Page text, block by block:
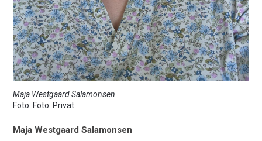
Maja Westgaard Salamonsen
Foto: Privat
Maja Westgaard Salamonsen